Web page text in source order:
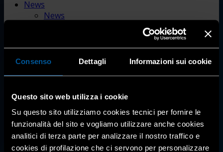
Consenso Dettagli Informazioni sui cookie
Questo sito web utilizza i cookie
Su questo sito utilizziamo cookies tecnici per fornire le
funzionalità del sito e vogliamo utilizzare anche cookies
analitici di terza parte per analizzare il nostro traffico e
cookies di profilazione che ci servono per personalizzare
News
News
Riviste per i soci
Pubblicazioni e media
CENPI
credito imposta energia – caro